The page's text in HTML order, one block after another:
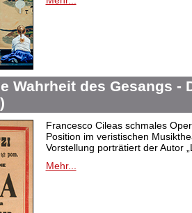
Wahrheit des Gesangs -
Francesco Cileas schmales
Position im veristischen
Vorstellung porträtiert der Autor
Mehr...